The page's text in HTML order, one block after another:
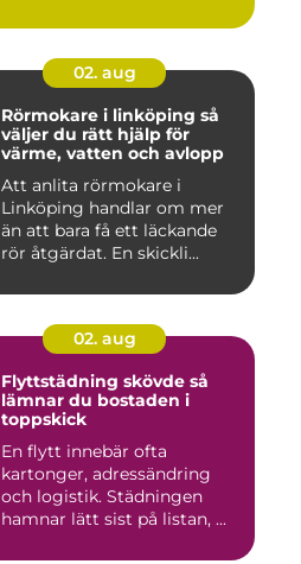
02. aug
Rörmokare i linköping så
väljer du rätt hjälp för
värme, vatten och avlopp
Att anlita rörmokare i
Linköping handlar om mer
än att bara få ett läckande
rör åtgärdat. En skickli...
02. aug
Flyttstädning skövde så
lämnar du bostaden i
toppskick
En flytt innebär ofta
kartonger, adressändring
och logistik. Städningen
hamnar lätt sist på listan, ...